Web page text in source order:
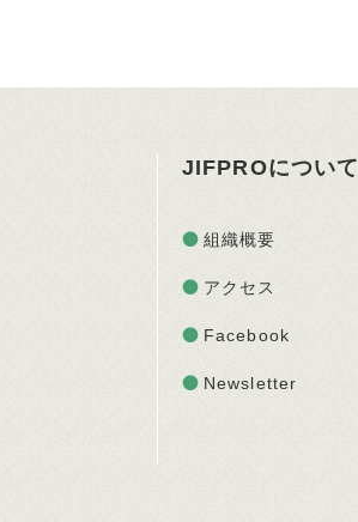
JIFPROについて
組織概要
アクセス
Facebook
Newsletter